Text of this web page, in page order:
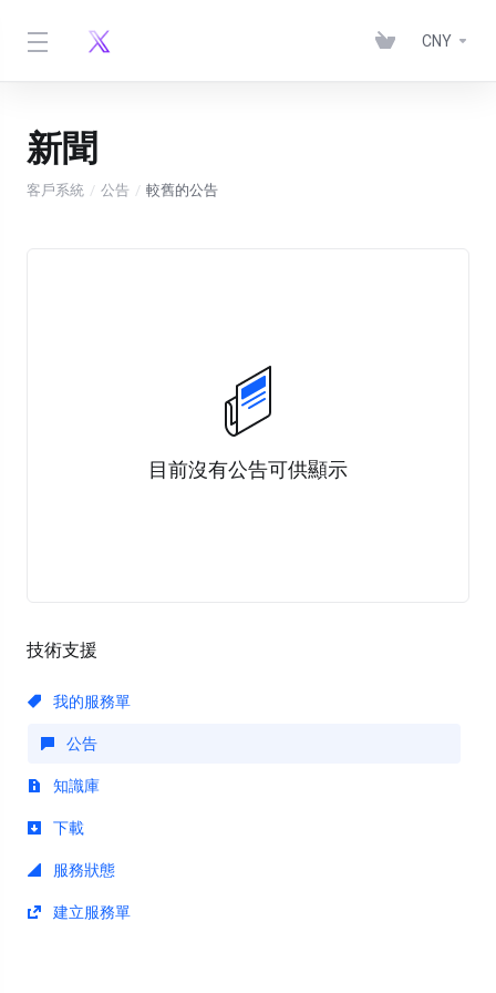
CNY
新聞
客戶系統 公告 較舊的公告
技術支援
我的服務單
公告
知識庫
下載
服務狀態
建立服務單
目前沒有公告可供顯示